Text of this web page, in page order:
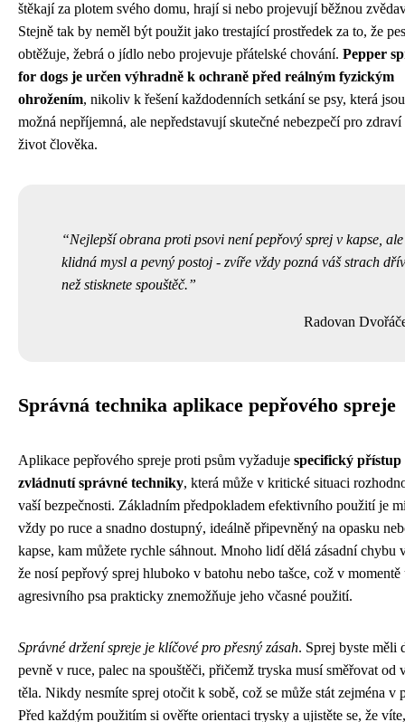
štěkají za plotem svého domu, hrají si nebo projevují běžnou
Stejně tak by neměl být použit jako trestající prostředek za to, že pes
obtěžuje, žebrá o jídlo nebo projevuje přátelské chování. Pepper
for dogs je určen výhradně k ochraně před reálným fyzickým
ohrožením, nikoliv k řešení každodenních setkání se psy, která
možná nepříjemná, ale nepředstavují skutečné nebezpečí pro zdraví
život člověka.
Nejlepší obrana proti psovi není pepřový sprej v kapse, ale
klidná mysl a pevný postoj - zvíře vždy pozná váš strach
než stisknete spouštěč.
Radovan
Správná technika aplikace pepřového spreje
Aplikace pepřového spreje proti psům vyžaduje specifický přístup
zvládnutí správné techniky, která může v kritické situaci
vaší bezpečnosti. Základním předpokladem efektivního použití je
vždy po ruce a snadno dostupný, ideálně připevněný na opasku
kapse, kam můžete rychle sáhnout. Mnoho lidí dělá zásadní chybu
že nosí pepřový sprej hluboko v batohu nebo tašce, což v momentě
agresivního psa prakticky znemožňuje jeho včasné použití.
Správné držení spreje je klíčové pro přesný zásah. Sprej byste měli
pevně v ruce, palec na spouštěči, přičemž tryska musí směřovat od
těla. Nikdy nesmíte sprej otočit k sobě, což se může stát zejména v
Před každým použitím si ověřte orientaci trysky a ujistěte se, že víte,